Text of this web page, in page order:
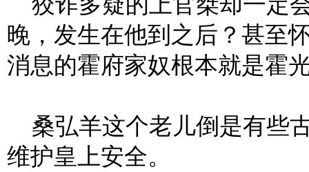
晚，发生在他到之后？甚至
消息的霍府家奴根本就是霍
桑弘羊这个老儿倒是有些
维护皇上安全。